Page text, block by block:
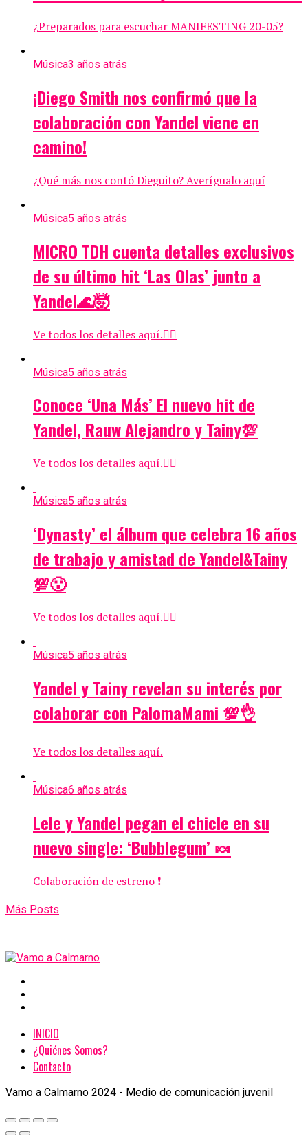
¿Preparados para escuchar MANIFESTING 20-05?
Música3 años atrás
¡Diego Smith nos confirmó que la
colaboración con Yandel viene en
camino!
¿Qué más nos contó Dieguito? Averígualo aquí
Música5 años atrás
MICRO TDH cuenta detalles exclusivos
de su último hit ‘Las Olas’ junto a
Yandel🌊🤯
Ve todos los detalles aquí.👇🏻
Música5 años atrás
Conoce ‘Una Más’ El nuevo hit de
Yandel, Rauw Alejandro y Tainy💯
Ve todos los detalles aquí.👇🏻
Música5 años atrás
‘Dynasty’ el álbum que celebra 16 años
de trabajo y amistad de Yandel&Tainy
💯😮
Ve todos los detalles aquí.👇🏻
Música5 años atrás
Yandel y Tainy revelan su interés por
colaborar con PalomaMami 💯👌
Ve todos los detalles aquí.
Música6 años atrás
Lele y Yandel pegan el chicle en su
nuevo single: ‘Bubblegum’ 🍬
Colaboración de estreno ❗
Más Posts
INICIO
¿Quiénes Somos?
Contacto
Vamo a Calmarno 2024 - Medio de comunicación juvenil